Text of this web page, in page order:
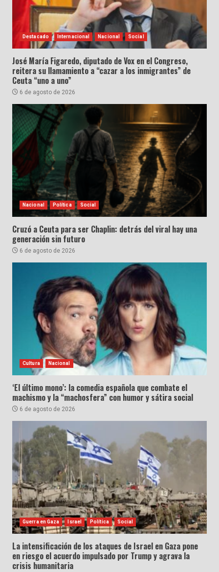
Destacado Internacional Nacional Social
José María Figaredo, diputado de Vox en el Congreso,
reitera su llamamiento a “cazar a los inmigrantes” de
Ceuta “uno a uno”
6 de agosto de 2026
Nacional Política Social
Cruzó a Ceuta para ser Chaplin: detrás del viral hay una
generación sin futuro
6 de agosto de 2026
Cultura Nacional
‘El último mono’: la comedia española que combate el
machismo y la “machosfera” con humor y sátira social
6 de agosto de 2026
Guerra en Gaza Israel Política Social
La intensificación de los ataques de Israel en Gaza pone
en riesgo el acuerdo impulsado por Trump y agrava la
crisis humanitaria